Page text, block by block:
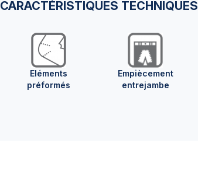
CARACTÉRISTIQUES TECHNIQUES
Eléments
préformés
Empiècement
entrejambe